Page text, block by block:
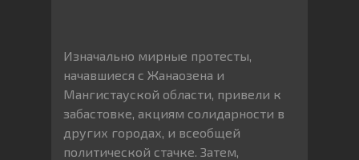
Изначально мирные протесты,
начавшиеся с Жанаозена и
Мангистауской области, привели к
забастовке, акциям солидарности в
других городах, и всеобщей
политической стачке. Затем,